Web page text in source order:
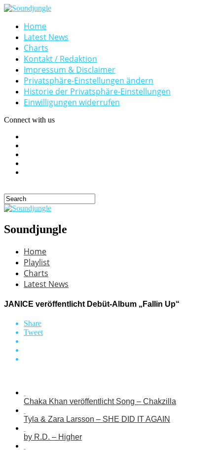
Home
Latest News
Charts
Kontakt / Redaktion
Impressum & Disclaimer
Privatsphäre-Einstellungen ändern
Historie der Privatsphäre-Einstellungen
Einwilligungen widerrufen
Connect with us
Soundjungle
Home
Playlist
Charts
Latest News
JANICE veröffentlicht Debüt-Album „Fallin Up“
Share
Tweet
Chaka Khan veröffentlicht Song – Chakzilla
Tyla & Zara Larsson – SHE DID IT AGAIN
by R.D. – Higher